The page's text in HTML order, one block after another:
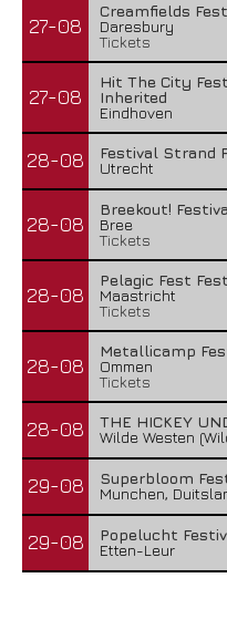
27-08
Creamfields
Daresbury
Tickets
27-08
Hit The City
Inherited
Eindhoven
28-08
Festival Strand
Utrecht
28-08
Breekout!
Bree
Tickets
28-08
Pelagic Fest
Maastricht
Tickets
28-08
Metallicamp
Ommen
Tickets
28-08
THE HICKEY
Wilde Westen
29-08
Superbloom
Munchen,
29-08
Popelucht
Etten-Leur